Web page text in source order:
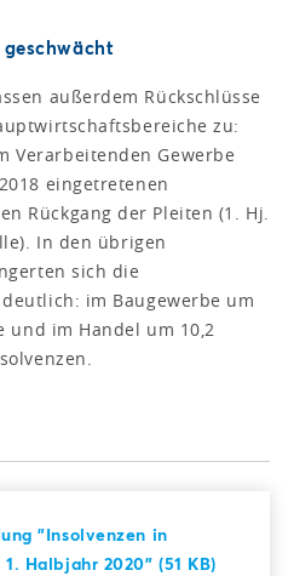
geschwächt
außerdem Rückschlüsse
zu:
Verarbeitenden Gewerbe
eingetretenen
Rückgang der Pleiten (1. Hj.
In den übrigen
sich die
im Baugewerbe um
und im Handel um 10,2
"Insolvenzen in
Halbjahr 2020" (51 KB)